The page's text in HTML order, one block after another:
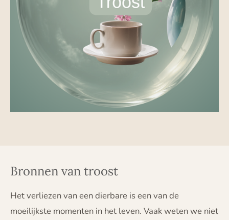
Bronnen van troost
Het verliezen van een dierbare is een van de
moeilijkste momenten in het leven. Vaak weten we niet